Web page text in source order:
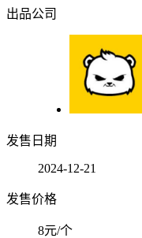
出品公司
发售日期
2024-12-21
发售价格
8元/个